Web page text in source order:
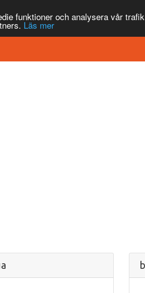
funktioner och analysera vår
Läs mer